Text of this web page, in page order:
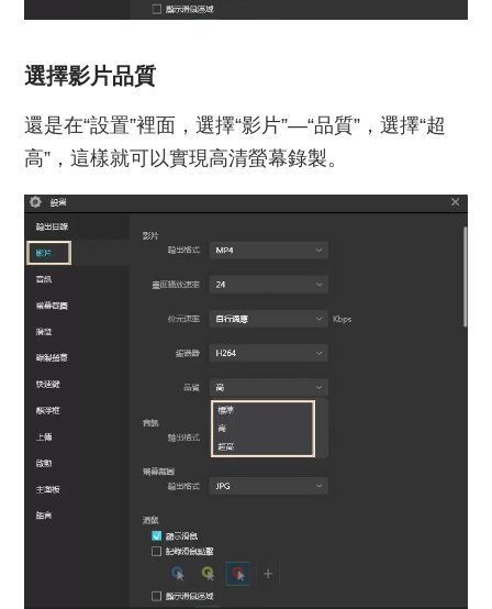
選擇影片品質
還是在“設置”裡面，選擇“影片”—“品質”，選擇“超
高”，這樣就可以實現高清螢幕錄製。